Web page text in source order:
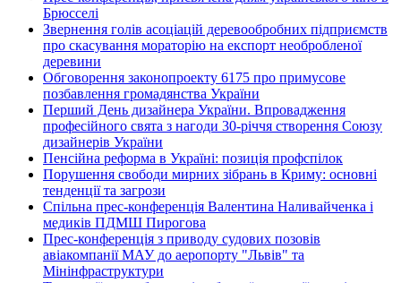
Брюсселі
Звернення голів асоціацій деревообробних підприємств
про скасування мораторію на експорт необробленої
деревини
Обговорення законопроекту 6175 про примусове
позбавлення громадянства України
Перший День дизайнера України. Впровадження
професійного свята з нагоди 30-річчя створення Союзу
дизайнерів України
Пенсійна реформа в Україні: позиція профспілок
Порушення свободи мирних зібрань в Криму: основні
тенденції та загрози
Спільна прес-конференція Валентина Наливайченка і
медиків ПДМШ Пирогова
Прес-конференція з приводу судових позовів
авіакомпанії МАУ до аеропорту "Львів" та
Мінінфраструктури